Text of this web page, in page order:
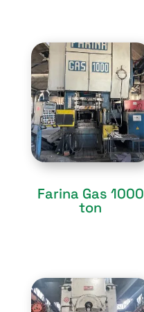
Farina Gas 1000
ton